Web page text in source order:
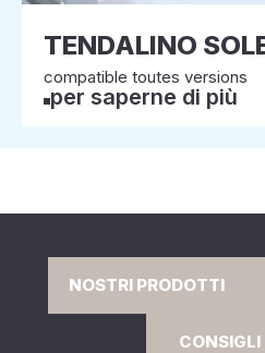
TENDALINO
compatible toutes versions
per saperne di più
NOSTRI PRODOTTI
CONSIGLI